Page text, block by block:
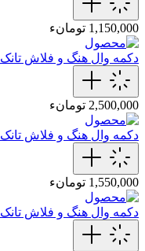
1,150,000 تومانء
دکمه وال هنگ و فلاش تانک
2,500,000 تومانء
دکمه وال هنگ و فلاش تانک
1,550,000 تومانء
دکمه وال هنگ و فلاش تانک